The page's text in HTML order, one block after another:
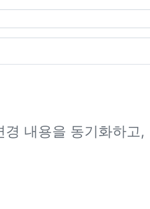
내용을 동기화하고,